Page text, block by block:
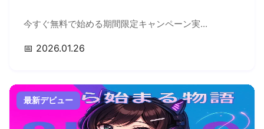
今すぐ無料で始める期間限定キャンペーン実...
📅 2026.01.26
最新デビュー